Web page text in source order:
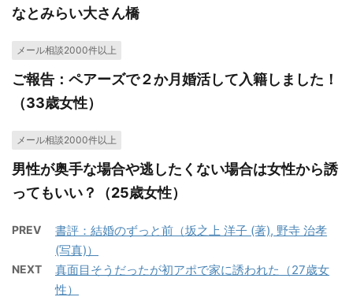
なとみらい大さん橋
メール相談2000件以上
ご報告：ペアーズで２か月婚活して入籍しました！
（33歳女性）
メール相談2000件以上
男性が奥手な場合や逃したくない場合は女性から誘
ってもいい？（25歳女性）
PREV
書評：結婚のずっと前（坂之上 洋子 (著), 野寺 治孝
(写真)）
NEXT
真面目そうだったが初アポで家に誘われた（27歳女
性）